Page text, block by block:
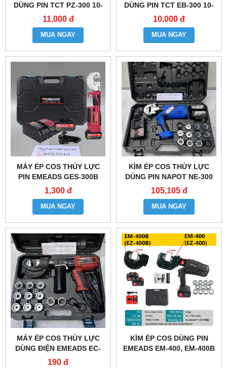
DÙNG PIN TCT PZ-300 10-
300MM2
11,000 đ
MUA NGAY
DÙNG PIN TCT EB-300 10-
300MM2
10,000 đ
MUA NGAY
MÁY ÉP COS THỦY LỰC
PIN EMEADS GES-300B
1,300 đ
MUA NGAY
KÌM ÉP COS THỦY LỰC
DÙNG PIN NAPOT NE-300
105,105 đ
MUA NGAY
MÁY ÉP COS THỦY LỰC
DÙNG ĐIỆN EMEADS EC-
400B
190 đ
KÌM ÉP COS DÙNG PIN
EMEADS EM-400, EM-400B